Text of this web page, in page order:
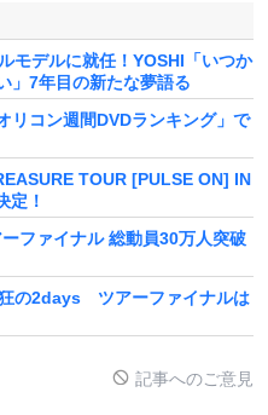
モデルに就任！YOSHI「いつか
」7年目の新たな夢語る
コン週間DVDランキング」で
TOUR [PULSE ON] IN
定！
ファイナル 総動員30万人突破
の2days ツアーファイナルは
記事へのご意見